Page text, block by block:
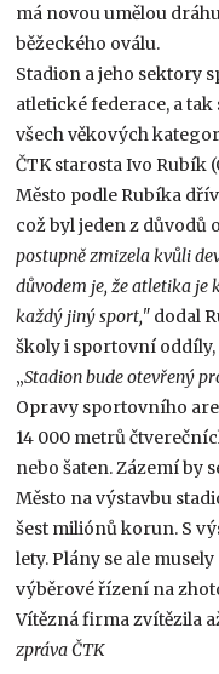
má novou umělou
běžeckého oválu.
Stadion a jeho sektory
atletické federace, a
všech věkových
ČTK starosta Ivo Rubík
Město podle Rubíka
což byl jeden z důvodů
postupně zmizela kvůli
důvodem je, že atletika je
každý jiný sport," dodal
školy i sportovní
„Stadion bude otevřený
Opravy sportovního
14 000 metrů
nebo šaten. Zázemí by
Město na výstavbu
šest miliónů korun. S
lety. Plány se ale
výběrové řízení na
Vítězná firma zvítězila
zpráva ČTK